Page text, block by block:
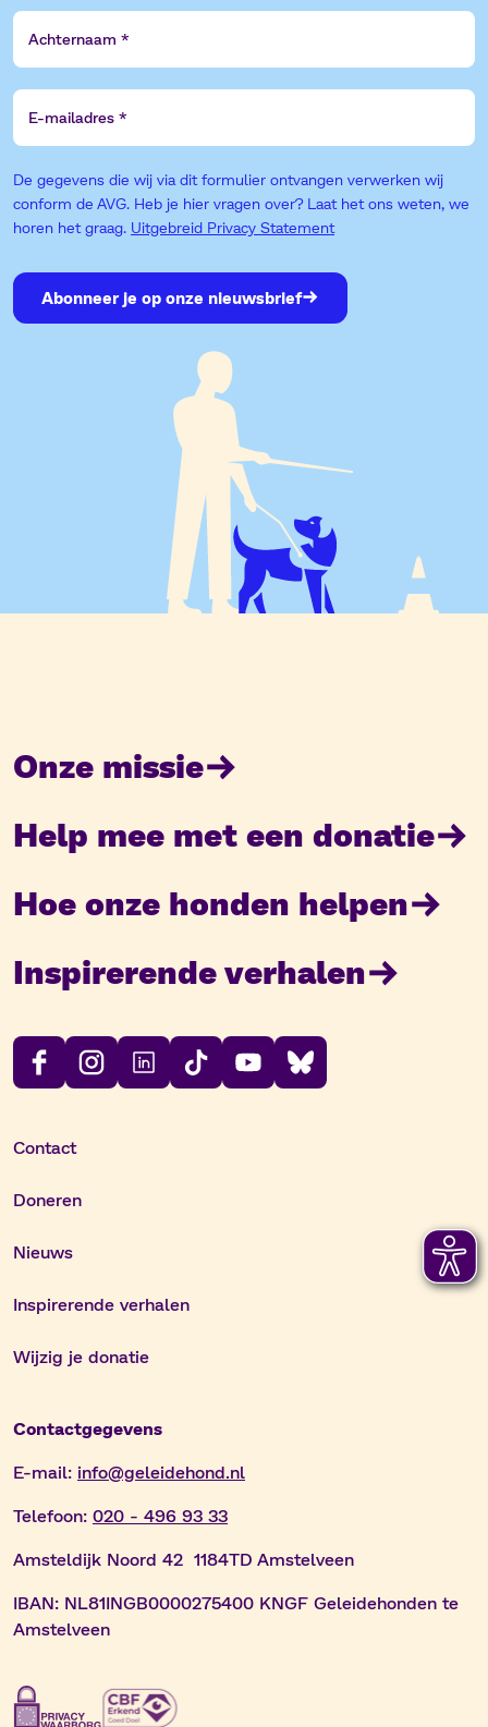
Achternaam
E-
mailadres
De gegevens die wij via dit formulier ontvangen verwerken wij
conform de AVG. Heb je hier vragen over? Laat het ons weten, we
horen het graag. Uitgebreid Privacy Statement
Abonneer je op onze nieuwsbrief
Onze missie
Help mee met een donatie
Hoe onze honden helpen
Inspirerende verhalen
Contact
Doneren
Nieuws
Inspirerende verhalen
Wijzig je donatie
Contactgegevens
E-mail: info@geleidehond.nl
Telefoon: 020 - 496 93 33
Amsteldijk Noord 42 1184TD Amstelveen
IBAN: NL81INGB0000275400 KNGF Geleidehonden te
Amstelveen